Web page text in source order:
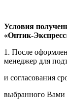
Условия
«Оптик-
1. После
менеджер для
и согласования
выбранного Вами